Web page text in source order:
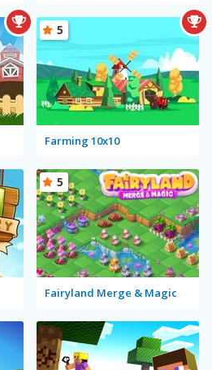
Farming 10x10
5
Fairyland Merge & Magic
5